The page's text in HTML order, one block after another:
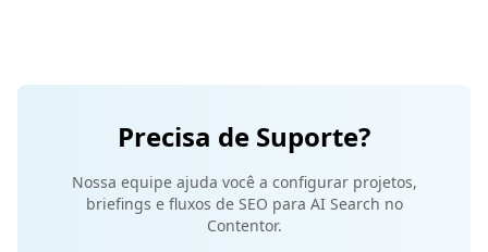
Precisa de Suporte?
Nossa equipe ajuda você a configurar projetos,
briefings e fluxos de SEO para AI Search no
Contentor.